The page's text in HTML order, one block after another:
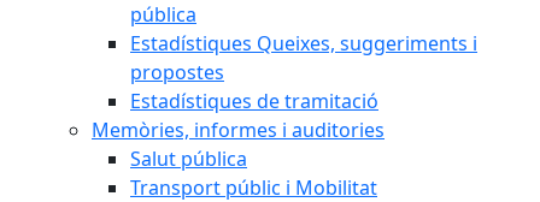
pública
Estadístiques Queixes, suggeriments i
propostes
Estadístiques de tramitació
Memòries, informes i auditories
Salut pública
Transport públic i Mobilitat